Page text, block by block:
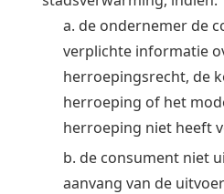
a. de ondernemer de
verplichte informatie
herroepingsrecht, de
herroeping of het
herroeping niet heeft
b. de consument niet
aanvang van de